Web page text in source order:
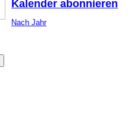
Kalender abonnieren
Nach Jahr